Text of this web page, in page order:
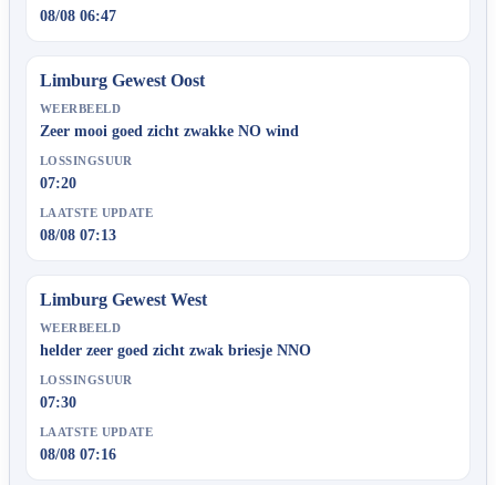
08/08 06:47
Limburg Gewest Oost
WEERBEELD
Zeer mooi goed zicht zwakke NO wind
LOSSINGSUUR
07:20
LAATSTE UPDATE
08/08 07:13
Limburg Gewest West
WEERBEELD
helder zeer goed zicht zwak briesje NNO
LOSSINGSUUR
07:30
LAATSTE UPDATE
08/08 07:16